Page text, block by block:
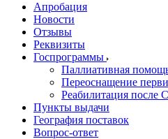
Апробация
Новости
Отзывы
Реквизиты
Госпрограммы
Паллиативная
Переоснащение
Реабилитация после
Пункты выдачи
География поставок
Вопрос-ответ